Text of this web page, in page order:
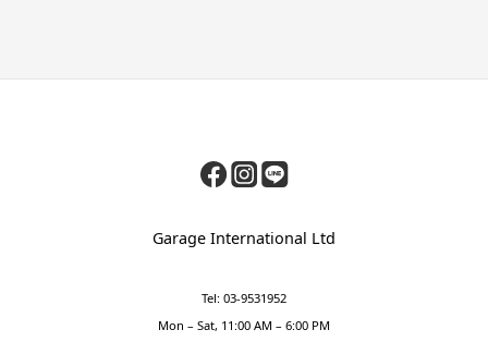
Garage International Ltd
Tel: 03-9531952
Mon – Sat, 11:00 AM – 6:00 PM